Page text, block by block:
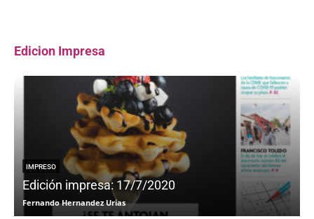
Edicion Impresa
IMPRESO
Edición impresa: 17/7/2020
Fernando Hernandez Urias